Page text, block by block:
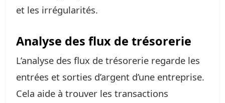
et les irrégularités.
Analyse des flux de trésorerie
L’analyse des flux de trésorerie regarde les
entrées et sorties d’argent d’une entreprise.
Cela aide à trouver les transactions